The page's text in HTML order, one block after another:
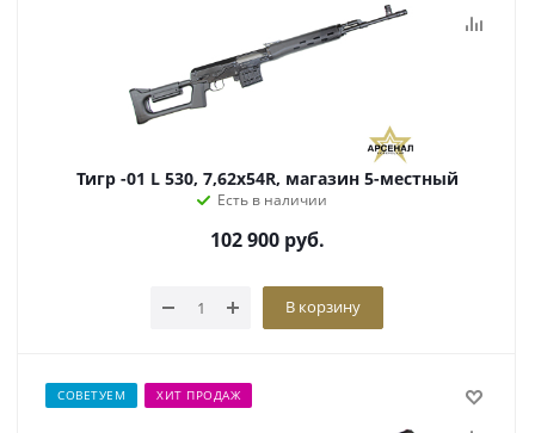
Тигр -01 L 530, 7,62x54R, магазин 5-местный
Есть в наличии
102 900руб.
В корзину
СОВЕТУЕМ ХИТ ПРОДАЖ